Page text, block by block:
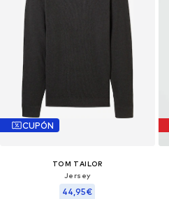
CUPÓN
TOM TAILOR
Jersey
44,95€